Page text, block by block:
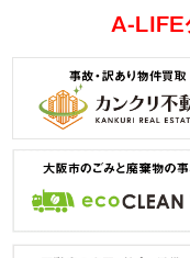
A-LIFE